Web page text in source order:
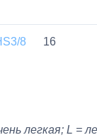
8 16
легкая; L =